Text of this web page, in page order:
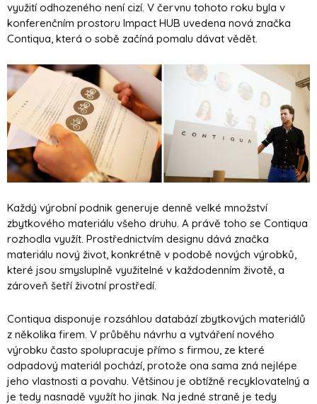
využití odhozeného není cizí. V červnu tohoto roku byla v
konferenčním prostoru Impact HUB uvedena nová značka
Contiqua, která o sobě začíná pomalu dávat vědět.
Každý výrobní podnik generuje denně velké množství
zbytkového materiálu všeho druhu. A právě toho se Contiqua
rozhodla využít. Prostřednictvím designu dává značka
materiálu nový život, konkrétně v podobě nových výrobků,
které jsou smysluplně využitelné v každodenním životě, a
zároveň šetří životní prostředí.
Contiqua disponuje rozsáhlou databází zbytkových materiálů
z několika firem. V průběhu návrhu a vytváření nového
výrobku často spolupracuje přímo s firmou, ze které
odpadový materiál pochází, protože ona sama zná nejlépe
jeho vlastnosti a povahu. Většinou je obtížně recyklovatelný a
je tedy nasnadě využít ho jinak. Na jedné straně je tedy